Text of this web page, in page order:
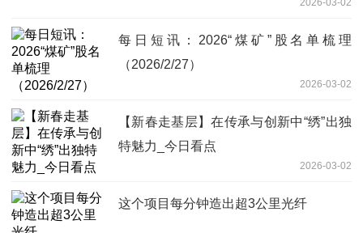
每日短讯：2026“煤矿”股名单梳理
（2026/2/27）
2026-03-02
【新春走基层】在传承与创新中“绣”出独
特魅力_今日看点
2026-03-02
这个项目每分钟造出超3公里光纤